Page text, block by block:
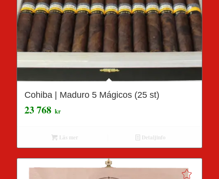
Cohiba | Maduro 5 Mágicos (25 st)
23 768 kr
Läs mer Detaljinfo